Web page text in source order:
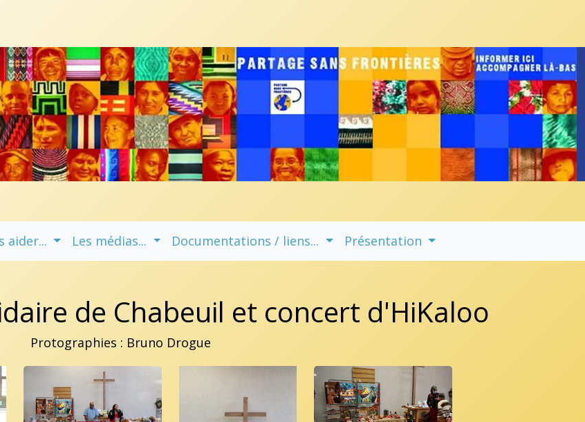
aider... Les médias... Documentations / liens... Présentation
de Chabeuil et concert d'HiKaloo
Protographies : Bruno Drogue